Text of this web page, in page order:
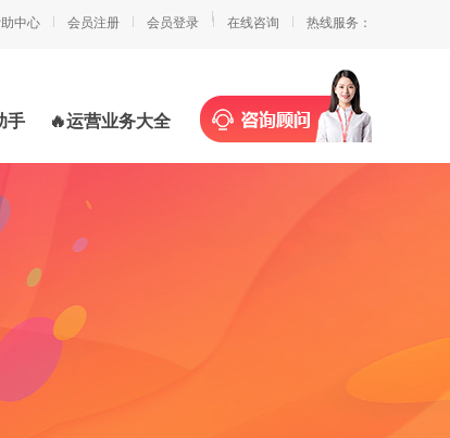
中心 会员注册 会员登录 在线咨询 热线服务：
手 🔥运营业务大全